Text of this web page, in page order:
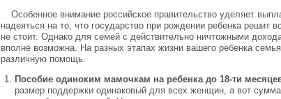
Особенное внимание российское правительство уделяет
надеяться на то, что государство при рождении ребенка решит
не стоит. Однако для семей с действительно ничтожными
вполне возможна. На разных этапах жизни вашего ребенка
различную помощь.
Пособие одиноким мамочкам на ребенка до 18-ти
размер поддержки одинаковый для всех женщин, а вот